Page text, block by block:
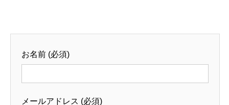
お名前 (必須)
メールアドレス (必須)